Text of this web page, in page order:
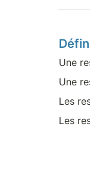
Une
Une
Les
Les